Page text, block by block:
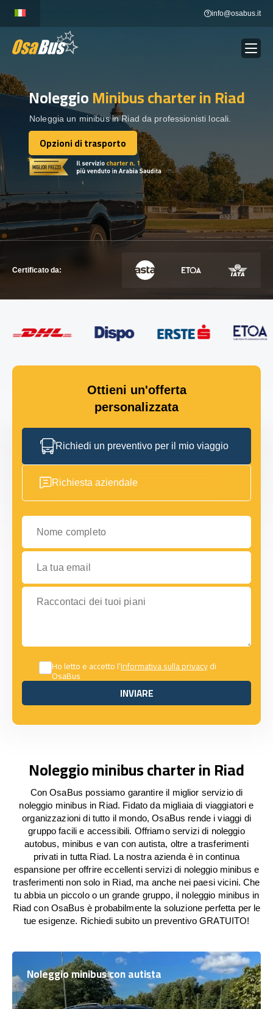
content
info@osabus.it
NOLEGGIO AUTOBUS Show dropdown
DESTINAZIONI
FLOTTA
METTITI IN CONTATTO
METTITI IN CONTATTO
NoleggioMinibus charterin Riad
Noleggia un minibus in Riad da professionisti locali.
Opzioni di trasporto
Opzioni di trasporto
Certificato da:
Ottieni un'offerta
personalizzata
Richiedi un preventivo per il mio viaggio
Richiesta aziendale
Nome completo
La tua email
Raccontaci dei tuoi piani
Ho letto e accetto l’Informativa sulla privacydi
OsaBus
INVIARE
INVIARE
Noleggio minibus charter in Riad
Con OsaBus possiamo garantire il miglior servizio di
noleggio minibus in Riad. Fidato da migliaia di viaggiatori e
organizzazioni di tutto il mondo, OsaBus rende i viaggi di
gruppo facili e accessibili. Offriamo servizi di noleggio
autobus, minibus e van con autista, oltre a trasferimenti
privati in tutta Riad. La nostra azienda è in continua
espansione per offrire eccellenti servizi di noleggio minibus e
trasferimenti non solo in Riad, ma anche nei paesi vicini. Che
tu abbia un piccolo o un grande gruppo, il noleggio minibus in
Riad con OsaBus è probabilmente la soluzione perfetta per le
tue esigenze. Richiedi subito un preventivo GRATUITO!
Noleggio minibus con autista